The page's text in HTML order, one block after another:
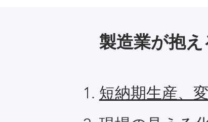
製造業が抱
短納期生産、